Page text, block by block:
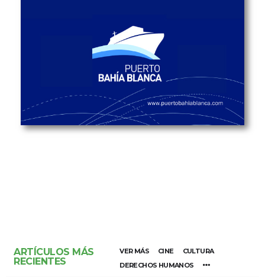
ARTÍCULOS MÁS
RECIENTES
VER MÁS CINE
CULTURA
DERECHOS HUMANOS